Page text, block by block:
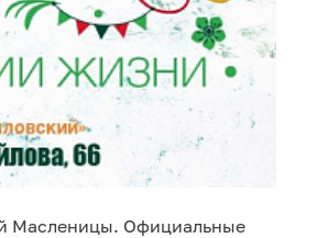
Масленицы. Официальные